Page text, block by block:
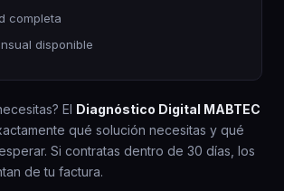
completa
disponible
El Diagnóstico Digital MABTEC
qué solución necesitas y qué
Si contratas dentro de 30 días, los
de tu factura.